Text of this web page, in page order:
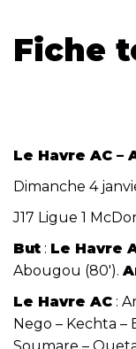
Fiche
Le Havre AC –
Dimanche 4
J17 Ligue 1
But : Le Havre
Abougou (80′).
Le Havre AC :
Nego – Kechta –